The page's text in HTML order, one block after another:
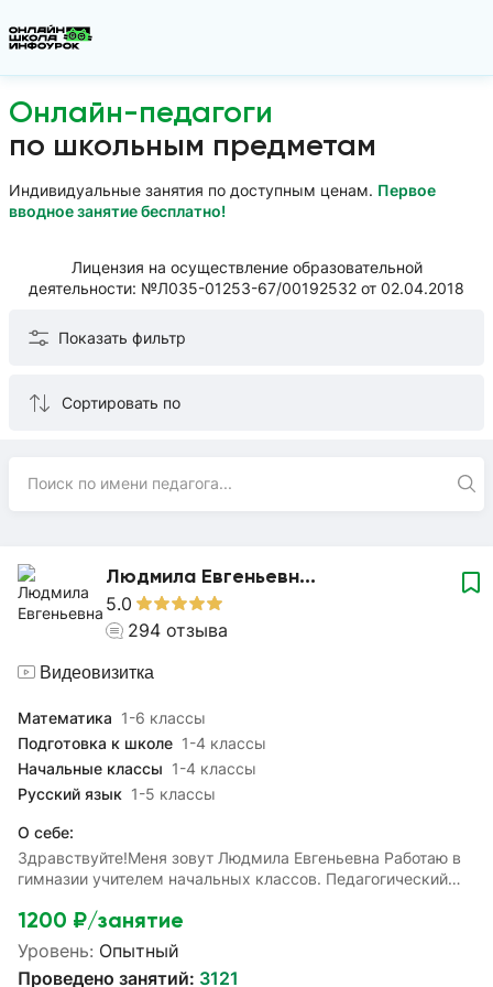
Онлайн-педагоги
по школьным предметам
Индивидуальные занятия по доступным ценам. Первое
вводное занятие бесплатно!
Лицензия на осуществление образовательной
деятельности: №Л035-01253-67/00192532 от 02.04.2018
Показать фильтр
Сортировать по
Людмила Евгеньевн...
5.0
294 отзыва
Видеовизитка
Математика 1-6 классы
Подготовка к школе 1-4 классы
Начальные классы 1-4 классы
Русский язык 1-5 классы
1200 ₽/занятие
Уровень: Опытный
Проведено занятий: 3121
О себе:
Здравствуйте!Меня зовут Людмила Евгеньевна Работаю в
гимназии учителем начальных классов. Педагогический
категорию.С удовольствием помогу вашим детям освоить
материал начальной школы подготовиться к олимпиадам,
контрольным работам, к школе, восполнить пробелы в
знаниях и разобрать непонятные темы.Чтобы сдать ВПР по